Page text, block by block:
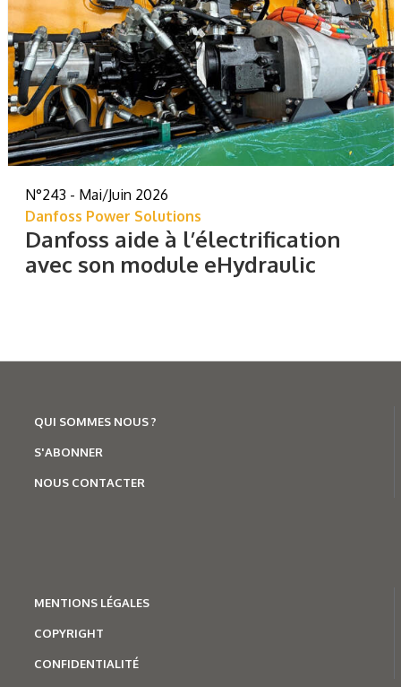
N°243 - Mai/Juin 2026
Danfoss Power Solutions
Danfoss aide à l’électrification
avec son module eHydraulic
QUI SOMMES NOUS ?
S'ABONNER
NOUS CONTACTER
MENTIONS LÉGALES
COPYRIGHT
CONFIDENTIALITÉ